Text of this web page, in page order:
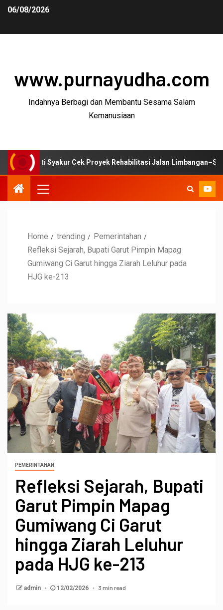
06/08/2026
www.purnayudha.com
Indahnya Berbagi dan Membantu Sesama Salam
Kemanusiaan
Cek Proyek Rehabilitasi Jalan Limbangan–Selaawi
Home trending
Pemerintahan
‎Refleksi Sejarah, Bupati Garut Pimpin Mapag
Gumiwang Ci Garut hingga Ziarah Leluhur pada
HJG ke-213 ‎
PEMERINTAHAN
‎Refleksi Sejarah, Bupati
Garut Pimpin Mapag
Gumiwang Ci Garut
hingga Ziarah Leluhur
pada HJG ke-213 ‎
admin 12/02/2026 3 min read